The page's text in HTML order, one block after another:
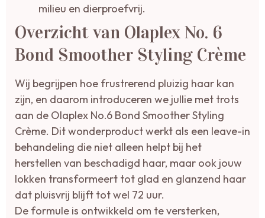
milieu en dierproefvrij.
Overzicht van Olaplex No. 6
Bond Smoother Styling Crème
Wij begrijpen hoe frustrerend pluizig haar kan
zijn, en daarom introduceren we jullie met trots
aan de Olaplex No.6 Bond Smoother Styling
Crème. Dit wonderproduct werkt als een leave-in
behandeling die niet alleen helpt bij het
herstellen van beschadigd haar, maar ook jouw
lokken transformeert tot glad en glanzend haar
dat pluisvrij blijft tot wel 72 uur.
De formule is ontwikkeld om te versterken,